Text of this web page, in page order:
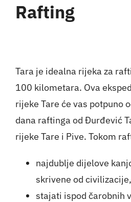
Rafting
Tara je idealna rijeka za
100 kilometara. Ova
rijeke Tare će vas potpuno
dana raftinga od Đurđević
rijeke Tare i Pive. Tokom
najdublje dijelove
skrivene od civilizacije,
stajati ispod čarobnih